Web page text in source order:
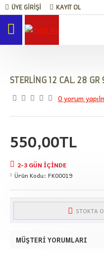
ÜYE GIRIŞI KAYIT OL
STERLİNG 12 CAL. 28
0 yorum
550,00TL
2-3 GÜN IÇINDE
Ürün Kodu:: FK00019
STOKTA
MÜŞTERI YORUMLARI